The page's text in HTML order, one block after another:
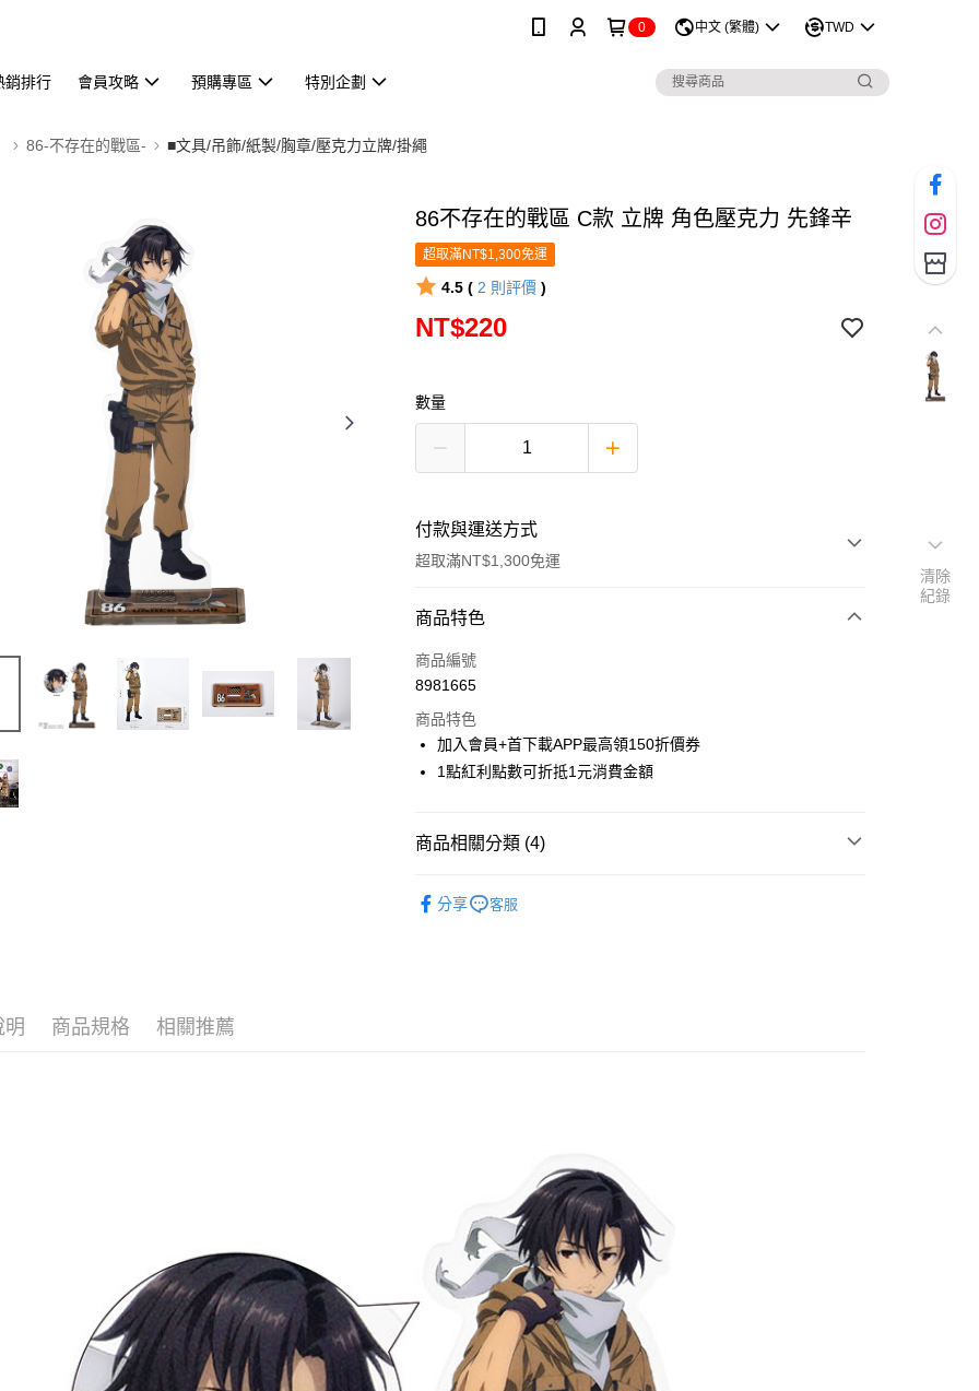
0 中文 (繁體) TWD
銷排行 會員攻略 預購專區 特別企劃
86-不存在的戰區- ■文具/吊飾/紙製/胸章/壓克力立牌/掛繩
86不存在的戰區 C款 立牌 角色壓克力 先鋒辛
超取滿NT$1,300免運
4.5 ( 2 則評價 )
NT$220
數量
付款與運送方式
超取滿NT$1,300免運
付款方式
信用卡一次付款
LINE Pay
Apple Pay
ATM付款
(不開放使用，請勿選取）
每筆NT$9,999
7-11取貨付款
每筆NT$65，滿NT$1,300(含以上)免運費
付款後7-11取貨
每筆NT$65，滿NT$1,300(含以上)免運費
商品特色
商品編號
8981665
商品特色
加入會員+首下載APP最高領150折價券
1點紅利點數可折抵1元消費金額
商品相關分類 (4)
的戰區-
■文具/吊飾/紙製/胸章/壓克力立牌/掛繩
分享 客服
明 商品規格 相關推薦
清除
紀錄